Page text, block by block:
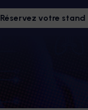
Réservez votre stand